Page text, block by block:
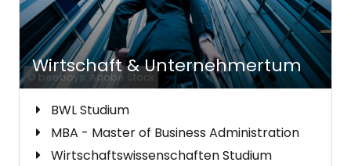
© beeboys; Adobe Stock
Wirtschaft & Unternehmertum
BWL Studium
MBA - Master of Business Administration
Wirtschaftswissenschaften Studium